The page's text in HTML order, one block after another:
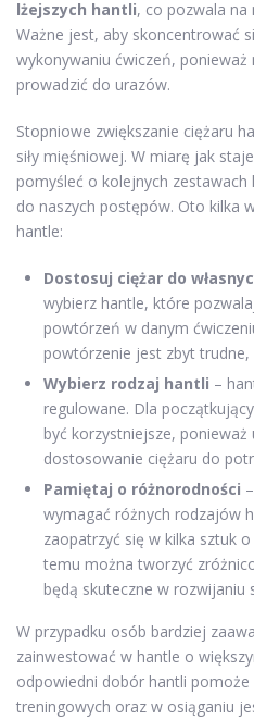
lżejszych hantli, co pozwala na
Ważne jest, aby skoncentrować
wykonywaniu ćwiczeń, ponieważ
prowadzić do urazów.
Stopniowe zwiększanie ciężaru
siły mięśniowej. W miarę jak
pomyśleć o kolejnych
do naszych postępów. Oto kilka
hantle:
Dostosuj ciężar do
wybierz hantle, które
powtórzeń w danym
powtórzenie jest zbyt trudne,
Wybierz rodzaj hantli –
regulowane. Dla
być korzystniejsze, ponieważ
dostosowanie ciężaru do
Pamiętaj o różnorodności
wymagać różnych rodzajów
zaopatrzyć się w kilka sztuk
temu można tworzyć
będą skuteczne w rozwijaniu
W przypadku osób bardziej
zainwestować w hantle o
odpowiedni dobór hantli
treningowych oraz w osiąganiu